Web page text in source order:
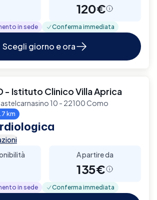
120€
in sede Conferma immediata
Scegli giorno e ora
- Istituto Clinico Villa Aprica
10 - 22100 Como
km
A partire da
135€
in sede Conferma immediata